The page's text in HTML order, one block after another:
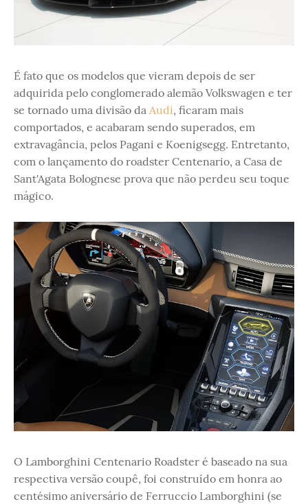
É fato que os modelos que vieram depois de ser
adquirida pelo conglomerado alemão Volkswagen e ter
se tornado uma divisão da Audi, ficaram mais
comportados, e acabaram sendo superados, em
extravagância, pelos Pagani e Koenigsegg. Entretanto,
com o lançamento do roadster Centenario, a Casa de
Sant'Agata Bolognese prova que não perdeu seu toque
mágico.
O Lamborghini Centenario Roadster é baseado na sua
respectiva versão coupê, foi construído em honra ao
centésimo aniversário de Ferruccio Lamborghini (se